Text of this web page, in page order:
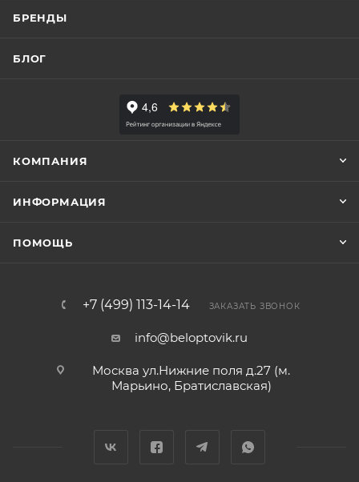
БРЕНДЫ
БЛОГ
КОМПАНИЯ
ИНФОРМАЦИЯ
ПОМОЩЬ
+7 (499) 113-14-14 ЗАКАЗАТЬ ЗВОНОК
info@beloptovik.ru
Москва ул.Нижние поля д.27 (м.
Марьино, Братиславская)